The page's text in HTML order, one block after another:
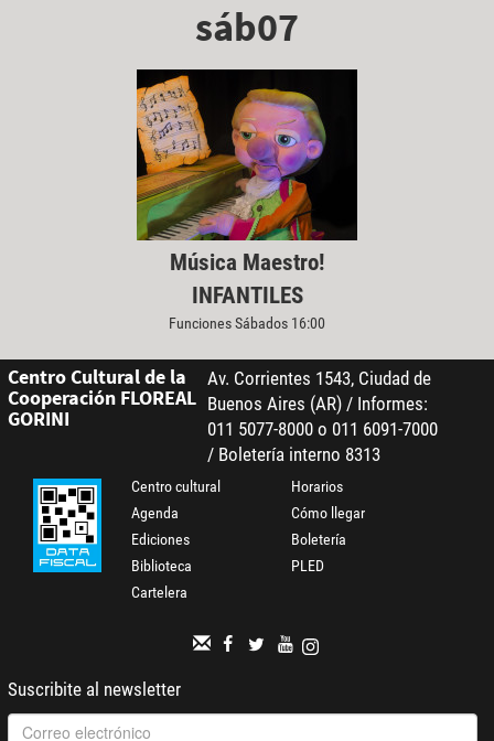
sáb07
Música Maestro!
INFANTILES
Funciones Sábados 16:00
Centro Cultural de la
Cooperación FLOREAL
GORINI
Av. Corrientes 1543, Ciudad de
Buenos Aires (AR) / Informes:
011 5077-8000 o 011 6091-7000
/ Boletería interno 8313
Centro cultural
Agenda
Ediciones
Biblioteca
Cartelera
Horarios
Cómo llegar
Boletería
PLED
Suscribite al newsletter